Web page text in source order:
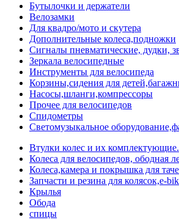
Бутылочки и держатели
Велозамки
Для квадро/мото и скутера
Дополнительные колеса,подножки
Сигналы пневматические, дудки,
Зеркала велосипедные
Инструменты для велосипеда
Корзины,сидения для
Насосы,шланги,компрессоры
Прочее для велосипедов
Спидометры
Светомузыкальное
Втулки колес и их комплектующие.
Колеса для велосипедов, ободная
Колеса,камера и покрышка для
Запчасти и резина для колясок,e-
Крылья
Обода
спицы